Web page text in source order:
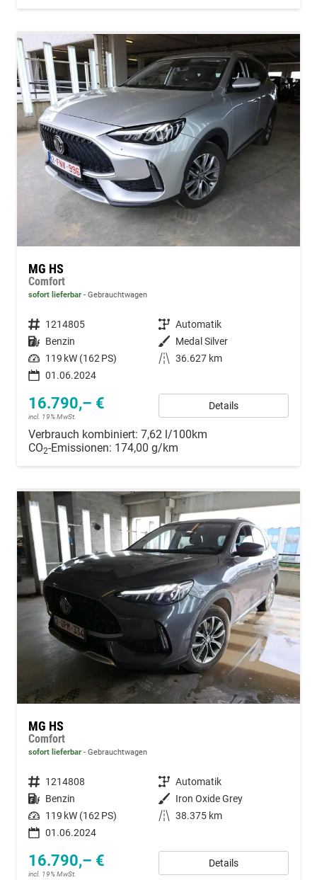
MG HS
Comfort
sofort lieferbar Gebrauchtwagen
Fahrzeugnummer 1214805 Getriebe Automatik
Kraftstoff Benzin Außenfarbe Medal Silver
Leistung 119 kW (162 PS) Kilometerstand 36.627 km
01.06.2024
16.790,– €
incl. 19% MwSt.
Details
Verbrauch kombiniert: 7,62 l/100km
CO2-Emissionen: 174,00 g/km
MG HS
Comfort
sofort lieferbar Gebrauchtwagen
Fahrzeugnummer 1214808 Getriebe Automatik
Kraftstoff Benzin Außenfarbe Iron Oxide Grey
Leistung 119 kW (162 PS) Kilometerstand 38.375 km
01.06.2024
16.790,– €
incl. 19% MwSt.
Details